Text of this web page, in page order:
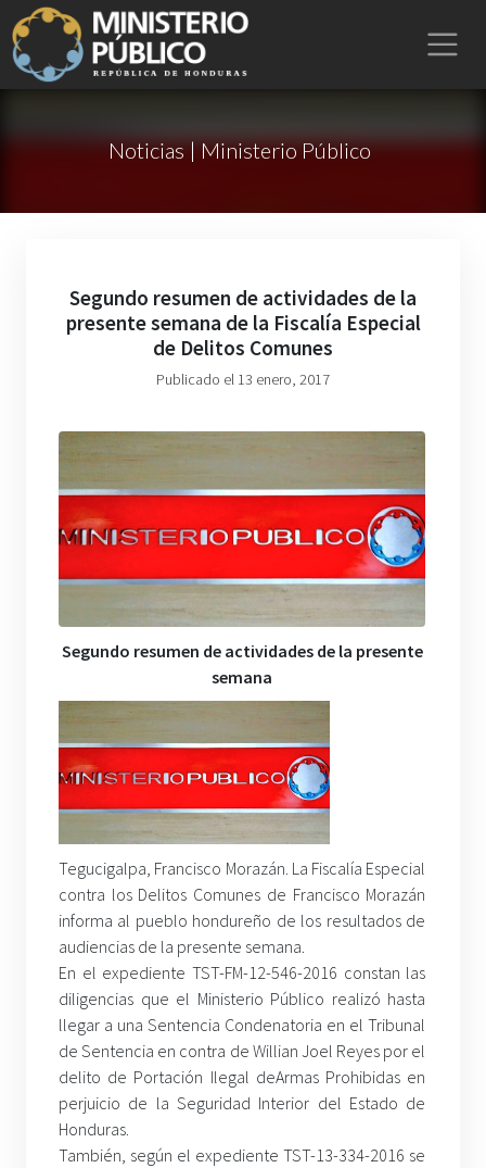
Noticias | Ministerio Público
Segundo resumen de actividades de la
presente semana de la Fiscalía Especial
de Delitos Comunes
Publicado el 13 enero, 2017
Segundo resumen de actividades de la presente
semana
Tegucigalpa, Francisco Morazán. La Fiscalía Especial
contra los Delitos Comunes de Francisco Morazán
informa al pueblo hondureño de los resultados de
audiencias de la presente semana.
En el expediente TST-FM-12-546-2016 constan las
diligencias que el Ministerio Público realizó hasta
llegar a una Sentencia Condenatoria en el Tribunal
de Sentencia en contra de Willian Joel Reyes por el
delito de Portación Ilegal deArmas Prohibidas en
perjuicio de la Seguridad Interior del Estado de
Honduras.
También, según el expediente TST-13-334-2016 se